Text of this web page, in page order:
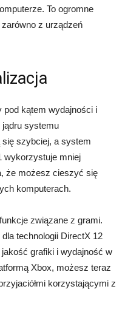
To ogromne
zarówno z urządzeń
pod kątem wydajności i
jądru systemu
się szybciej, a system
wykorzystuje mniej
że ​​możesz cieszyć się
komputerach.
związane z grami.
technologii DirectX 12
grafiki i wydajność w
Xbox, możesz teraz
korzystającymi z